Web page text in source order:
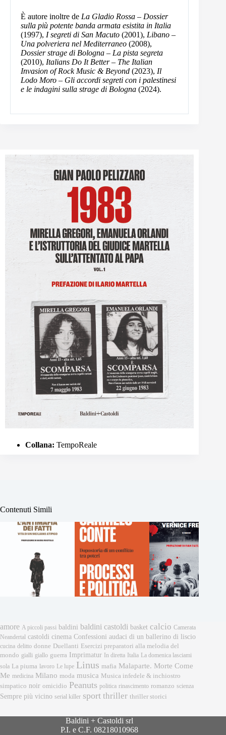
È autore inoltre de La Gladio Rossa – Dossier
sulla più potente banda armata esistita in Italia
(1997), I segreti di San Macuto (2001), Libano –
Una polveriera nel Mediterraneo (2008),
Dossier strage di Bologna – La pista segreta
(2010), Italians Do It Better – The Italian
Invasion of Rock Music & Beyond (2023), Il
Lodo Moro – Gli accordi segreti con i palestinesi
e le indagini sulla strage di Bologna (2024).
Collana: TempoReale
Contenuti Simili
amore A piccoli passi baldini baldini castoldi basket calcio Camerata
Neandertal castoldi cinema Confessioni audaci di un ballerino di liscio
cucina delitto donne Duellanti Esercizi preparatori alla melodia del
mondo gialli giallo guerra Imprimatur In diretta Italia La domenica lasciami
sola La piuma lavoro Le lupe Linus mafia Malaparte. Morte Come
Me medicina Milano moda musica Musica infedele & inchiostro
simpatico noir omicidio Peanuts politica rinascimento romanzo scienza
Sempre più vicino serial killer sport thriller thriller storici
Baldini + Castoldi srl
P.I. e C.F. 08218010968